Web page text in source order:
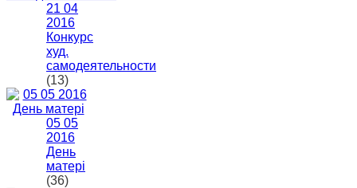
21 04
2016
Конкурс
худ.
самодеятельности
(13)
05 05
2016
День
матері
(36)